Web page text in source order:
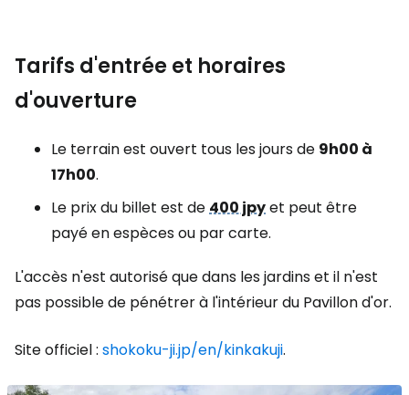
Tarifs d'entrée et horaires
d'ouverture
Le terrain est ouvert tous les jours de 9h00 à
17h00.
Le prix du billet est de 400 jpyet peut être
payé en espèces ou par carte.
L'accès n'est autorisé que dans les jardins et il n'est
pas possible de pénétrer à l'intérieur du Pavillon d'or.
Site officiel : shokoku-ji.jp/en/kinkakuji.